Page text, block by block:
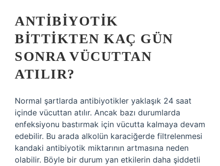
ANTIBIYOTIK
BITTIKTEN KAÇ GÜN
SONRA VÜCUTTAN
ATILIR?
Normal şartlarda antibiyotikler yaklaşık 24 saat
içinde vücuttan atılır. Ancak bazı durumlarda
enfeksiyonu bastırmak için vücutta kalmaya devam
edebilir. Bu arada alkolün karaciğerde filtrelenmesi
kandaki antibiyotik miktarının artmasına neden
olabilir. Böyle bir durum yan etkilerin daha şiddetli